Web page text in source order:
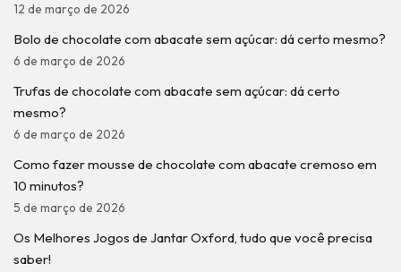
12 de março de 2026
Bolo de chocolate com abacate sem açúcar: dá certo mesmo?
6 de março de 2026
Trufas de chocolate com abacate sem açúcar: dá certo
mesmo?
6 de março de 2026
Como fazer mousse de chocolate com abacate cremoso em
10 minutos?
5 de março de 2026
Os Melhores Jogos de Jantar Oxford, tudo que você precisa
saber!